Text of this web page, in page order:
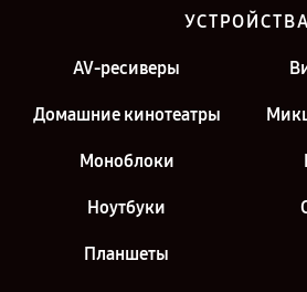
УСТРОЙСТВА
AV-ресиверы
Домашние кинотеатры
Моноблоки
Ноутбуки
Планшеты